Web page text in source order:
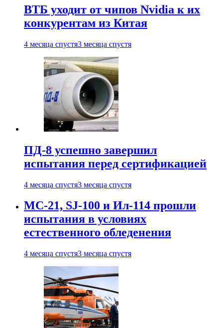
ВТБ уходит от чипов Nvidia к их
конкурентам из Китая
4 месяца спустя3 месяца спустя
ПД-8 успешно завершил
испытания перед сертификацией
4 месяца спустя3 месяца спустя
МС-21, SJ-100 и Ил-114 прошли
испытания в условиях
естественного обледенения
4 месяца спустя3 месяца спустя